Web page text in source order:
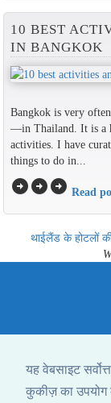
यह वेबसाइट
कुकीज़ का उपयोग
10 BEST
IN BANGKOK
Bangkok is very
—in Thailand. It is a
activities. I have
things to do in...
arrow_circle_rightarrow_circle_rightarrow_circle_right Read
थाईलैंड के होटलों